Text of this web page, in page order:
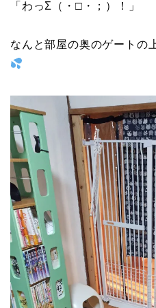
「わっΣ（・□・；）！」
なんと部屋の奥のゲートの